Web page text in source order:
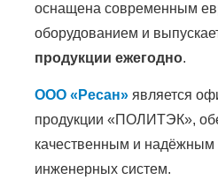
оснащена современным
оборудованием и
продукции ежегодно.
ООО «Ресан» является
продукции «ПОЛИТЭК»,
качественным и
инженерных систем.